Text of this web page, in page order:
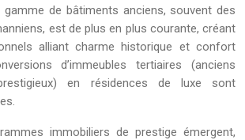
de bâtiments anciens, souvent des
est de plus en plus courante, créant
alliant charme historique et confort
d’immeubles tertiaires (anciens
en résidences de luxe sont
immobiliers de prestige émergent,